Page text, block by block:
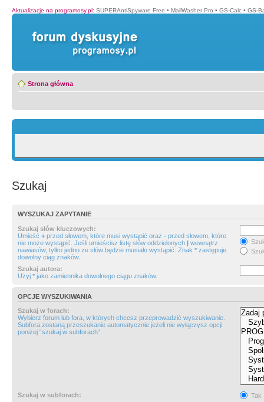
Aktualizacje na programosy.pl: SUPERAntiSpyware Free • MailWasher Pro • GS-Calc • GS-
Strona główna
Szukaj
WYSZUKAJ ZAPYTANIE
Szukaj słów kluczowych:
Umieść + przed słowem, które musi wystąpić oraz - przed słowem, które
nie może wystąpić. Jeśli umieścisz listę słów oddzielonych | wewnątrz
nawiasów, tylko jedno ze słów będzie musiało wystąpić. Znak * zastępuje
dowolny ciąg znaków.
Szukaj autora:
Użyj * jako zamiennika dowolnego ciągu znaków.
OPCJE WYSZUKIWANIA
Szukaj w forach:
Wybierz forum lub fora, w których chcesz przeprowadzić wyszukiwanie.
Subfora zostaną przeszukanie automatycznie jeżeli nie wyłączysz opcji
poniżej “szukaj w subforach“.
Szukaj w subforach:
Tak